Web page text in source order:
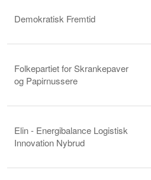
Demokratisk Fremtid
Folkepartiet for Skrankepaver
og Papirnussere
Elin - Energibalance Logistisk
Innovation Nybrud